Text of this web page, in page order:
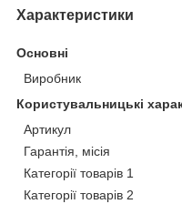
Характеристики
Основні
Виробник
Користувальницькі
Артикул
Гарантія, місія
Категорії товарів 1
Категорії товарів 2